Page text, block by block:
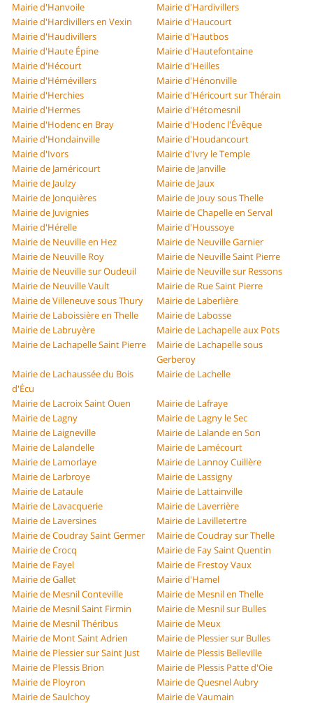
Mairie d'Hanvoile
Mairie d'Hardivillers
Mairie d'Hardivillers en Vexin
Mairie d'Haucourt
Mairie d'Haudivillers
Mairie d'Hautbos
Mairie d'Haute Épine
Mairie d'Hautefontaine
Mairie d'Hécourt
Mairie d'Heilles
Mairie d'Hémévillers
Mairie d'Hénonville
Mairie d'Herchies
Mairie d'Héricourt sur Thérain
Mairie d'Hermes
Mairie d'Hétomesnil
Mairie d'Hodenc en Bray
Mairie d'Hodenc l'Évêque
Mairie d'Hondainville
Mairie d'Houdancourt
Mairie d'Ivors
Mairie d'Ivry le Temple
Mairie de Jaméricourt
Mairie de Janville
Mairie de Jaulzy
Mairie de Jaux
Mairie de Jonquières
Mairie de Jouy sous Thelle
Mairie de Juvignies
Mairie de Chapelle en Serval
Mairie d'Hérelle
Mairie d'Houssoye
Mairie de Neuville en Hez
Mairie de Neuville Garnier
Mairie de Neuville Roy
Mairie de Neuville Saint Pierre
Mairie de Neuville sur Oudeuil
Mairie de Neuville sur Ressons
Mairie de Neuville Vault
Mairie de Rue Saint Pierre
Mairie de Villeneuve sous Thury
Mairie de Laberlière
Mairie de Laboissière en Thelle
Mairie de Labosse
Mairie de Labruyère
Mairie de Lachapelle aux Pots
Mairie de Lachapelle Saint Pierre
Mairie de Lachapelle sous
Gerberoy
Mairie de Lachaussée du Bois
d'Écu
Mairie de Lachelle
Mairie de Lacroix Saint Ouen
Mairie de Lafraye
Mairie de Lagny
Mairie de Lagny le Sec
Mairie de Laigneville
Mairie de Lalande en Son
Mairie de Lalandelle
Mairie de Lamécourt
Mairie de Lamorlaye
Mairie de Lannoy Cuillère
Mairie de Larbroye
Mairie de Lassigny
Mairie de Lataule
Mairie de Lattainville
Mairie de Lavacquerie
Mairie de Laverrière
Mairie de Laversines
Mairie de Lavilletertre
Mairie de Coudray Saint Germer
Mairie de Coudray sur Thelle
Mairie de Crocq
Mairie de Fay Saint Quentin
Mairie de Fayel
Mairie de Frestoy Vaux
Mairie de Gallet
Mairie d'Hamel
Mairie de Mesnil Conteville
Mairie de Mesnil en Thelle
Mairie de Mesnil Saint Firmin
Mairie de Mesnil sur Bulles
Mairie de Mesnil Théribus
Mairie de Meux
Mairie de Mont Saint Adrien
Mairie de Plessier sur Bulles
Mairie de Plessier sur Saint Just
Mairie de Plessis Belleville
Mairie de Plessis Brion
Mairie de Plessis Patte d'Oie
Mairie de Ployron
Mairie de Quesnel Aubry
Mairie de Saulchoy
Mairie de Vaumain